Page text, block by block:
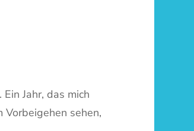
Jahr, das mich
Vorbeigehen sehen,